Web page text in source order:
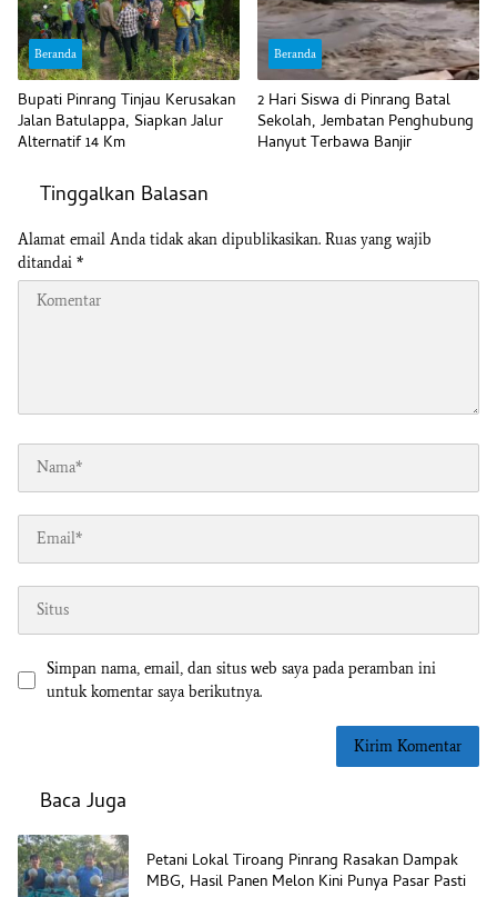
Beranda
Bupati Pinrang Tinjau Kerusakan
Jalan Batulappa, Siapkan Jalur
Alternatif 14 Km
Beranda
2 Hari Siswa di Pinrang Batal
Sekolah, Jembatan Penghubung
Hanyut Terbawa Banjir
Tinggalkan Balasan
Alamat email Anda tidak akan dipublikasikan. Ruas yang wajib
ditandai *
Simpan nama, email, dan situs web saya pada peramban ini
untuk komentar saya berikutnya.
Baca Juga
Petani Lokal Tiroang Pinrang Rasakan Dampak
MBG, Hasil Panen Melon Kini Punya Pasar Pasti